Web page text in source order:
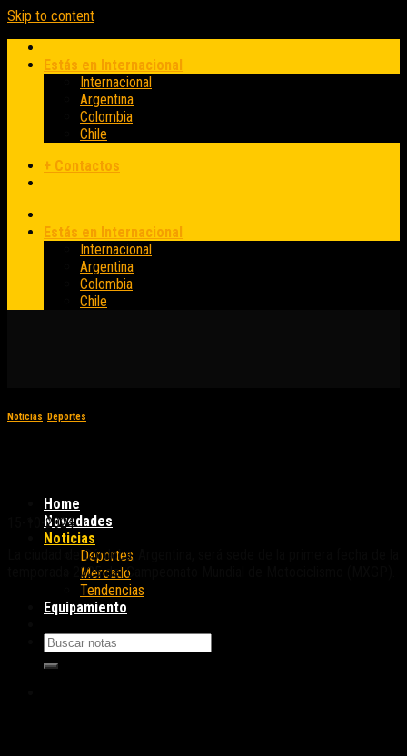
Skip to content
Estás en Internacional
Internacional
Argentina
Colombia
Chile
+ Contactos
Estás en Internacional
Internacional
Argentina
Colombia
Chile
Home
Novedades
Noticias
Deportes
Mercado
Tendencias
Equipamiento
Noticias Deportes
15-10-2024
La ciudad de Córdoba, Argentina, será sede de la primera fecha de la
temporada 2025 del Campeonato Mundial de Motociclismo (MXGP).